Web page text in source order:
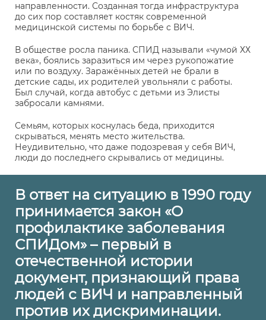
направленности. Созданная тогда инфраструктура
до сих пор составляет костяк современной
медицинской системы по борьбе с ВИЧ.
В обществе росла паника. СПИД называли «чумой ХХ
века», боялись заразиться им через рукопожатие
или по воздуху. Заражённых детей не брали в
детские сады, их родителей увольняли с работы.
Был случай, когда автобус с детьми из Элисты
забросали камнями.
Семьям, которых коснулась беда, приходится
скрываться, менять место жительства.
Неудивительно, что даже подозревая у себя ВИЧ,
люди до последнего скрывались от медицины.
В ответ на ситуацию в 1990 году
принимается закон «О
профилактике заболевания
СПИДом» – первый в
отечественной истории
документ, признающий права
людей с ВИЧ и направленный
против их дискриминации.